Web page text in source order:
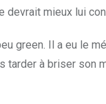
mieux lui
green. Il a eu le
à briser son